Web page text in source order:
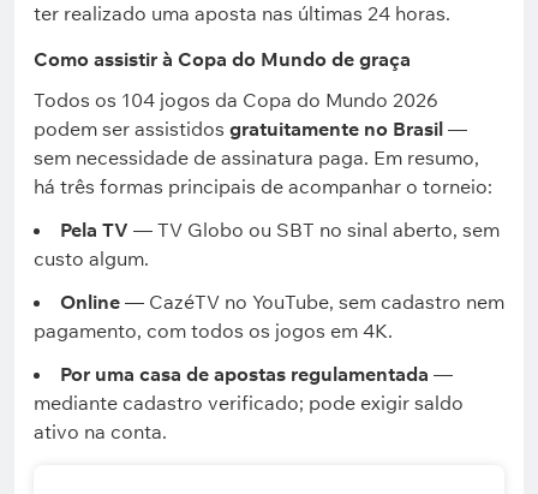
ter realizado uma aposta nas últimas 24 horas.
Como assistir à Copa do Mundo de graça
Todos os 104 jogos da Copa do Mundo 2026
podem ser assistidos gratuitamente no Brasil —
sem necessidade de assinatura paga. Em resumo,
há três formas principais de acompanhar o torneio:
Pela TV — TV Globo ou SBT no sinal aberto, sem
custo algum.
Online — CazéTV no YouTube, sem cadastro nem
pagamento, com todos os jogos em 4K.
Por uma casa de apostas regulamentada —
mediante cadastro verificado; pode exigir saldo
ativo na conta.